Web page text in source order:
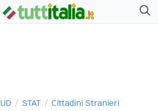
UD STAT Cittadini Stranieri